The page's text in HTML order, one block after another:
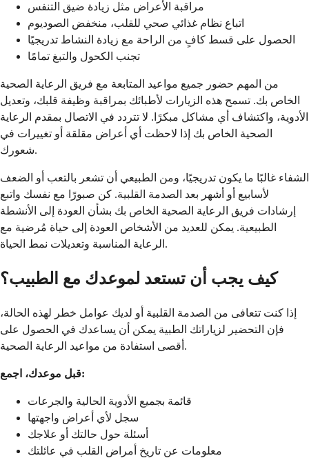
مراقبة الأعراض مثل زيادة ضيق التنفس
اتباع نظام غذائي صحي للقلب، منخفض الصوديوم
الحصول على قسط كافٍ من الراحة مع زيادة النشاط تدريجيًا
تجنب الكحول والتبغ تمامًا
من المهم حضور جميع مواعيد المتابعة مع فريق الرعاية الصحية
الخاص بك. تسمح هذه الزيارات لأطبائك بمراقبة وظيفة قلبك، وتعديل
الأدوية، واكتشاف أي مشاكل مبكرًا. لا تتردد في الاتصال بمقدم الرعاية
الصحية الخاص بك إذا لاحظت أي أعراض مقلقة أو تغييرات في
شعورك.
الشفاء غالبًا ما يكون تدريجيًا، ومن الطبيعي أن تشعر بالتعب أو الضعف
لأسابيع أو أشهر بعد الصدمة القلبية. كن صبورًا مع نفسك واتبع
إرشادات فريق الرعاية الصحية الخاص بك بشأن العودة إلى الأنشطة
الطبيعية. يمكن للعديد من الأشخاص العودة إلى حياة مُرضية مع
الرعاية المناسبة وتعديلات نمط الحياة.
كيف يجب أن تستعد لموعدك مع الطبيب؟
إذا كنت تتعافى من الصدمة القلبية أو لديك عوامل خطر لهذه الحالة،
فإن التحضير لزياراتك الطبية يمكن أن يساعدك في الحصول على
أقصى استفادة من مواعيد الرعاية الصحية.
قبل موعدك، اجمع:
قائمة بجميع الأدوية الحالية والجرعات
سجل لأي أعراض واجهتها
أسئلة حول حالتك أو علاجك
معلومات عن تاريخ أمراض القلب في عائلتك